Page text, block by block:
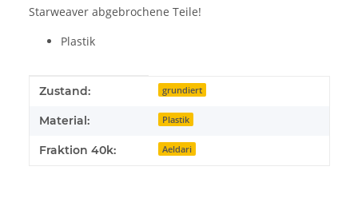
Starweaver abgebrochene Teile!
Plastik
Produkteigenschaft
Wert
Zustand: grundiert
Material: Plastik
Fraktion 40k: Aeldari